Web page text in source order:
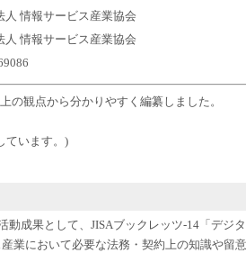
人 情報サービス産業協会
人 情報サービス産業協会
の観点から分かりやすく編纂しました。
ています。)
成果として、JISAブックレッツ-14「デジタ
業において必要な法務・契約上の知識や留意